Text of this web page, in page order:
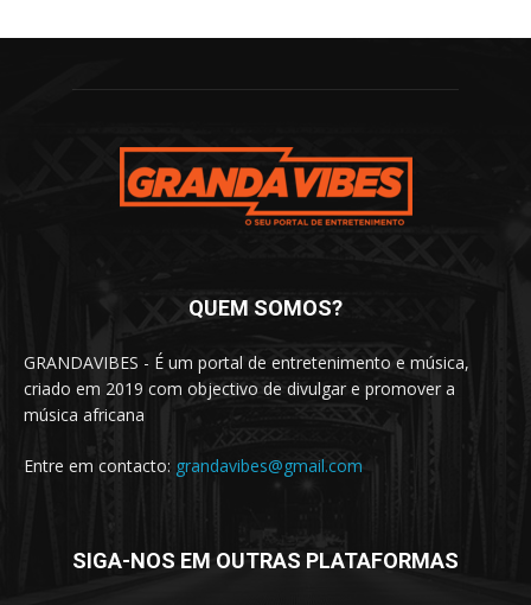
QUEM SOMOS?
GRANDAVIBES - É um portal de entretenimento e música,
criado em 2019 com objectivo de divulgar e promover a
música africana
Entre em contacto: grandavibes@gmail.com
SIGA-NOS EM OUTRAS PLATAFORMAS